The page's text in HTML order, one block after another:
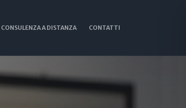
CONSULENZA A DISTANZA CONTATTI